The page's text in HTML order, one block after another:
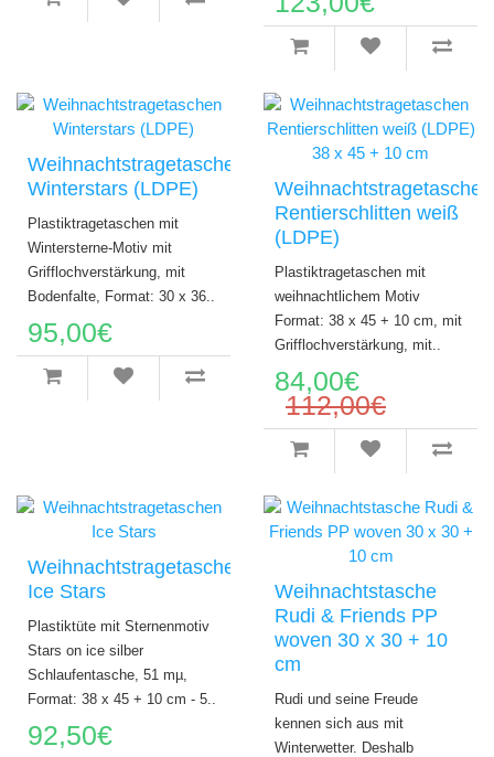
Weihnachtstragetaschen
Winterstars (LDPE)
Plastiktragetaschen mit
Wintersterne-Motiv mit
Grifflochverstärkung, mit
Bodenfalte, Format: 30 x 36..
95,00€
Weihnachtstragetaschen
Rentierschlitten weiß
(LDPE)
Plastiktragetaschen mit
weihnachtlichem Motiv
Format: 38 x 45 + 10 cm, mit
Grifflochverstärkung, mit..
84,00€
112,00€
Weihnachtstragetaschen
Ice Stars
Plastiktüte mit Sternenmotiv
Stars on ice silber
Schlaufentasche, 51 mµ,
Format: 38 x 45 + 10 cm - 5..
92,50€
Weihnachtstasche
Rudi & Friends PP
woven 30 x 30 + 10
cm
Rudi und seine Freude
kennen sich aus mit
Winterwetter. Deshalb